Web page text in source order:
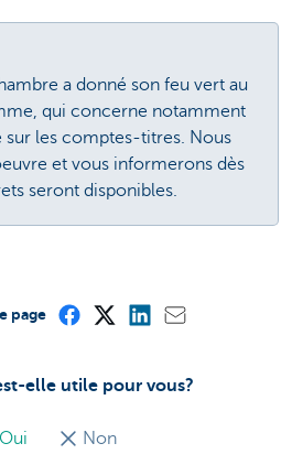
a donné son feu vert au
qui concerne notamment
sur les comptes-titres. Nous
et vous informerons dès
seront disponibles.
elle utile pour vous?
Oui Non
page